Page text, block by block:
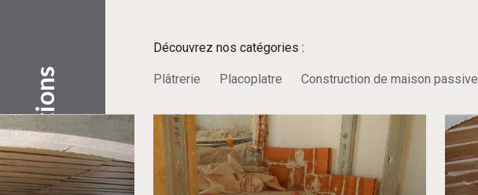
Découvrez nos catégories :
Plâtrerie Placoplatre Construction de maison passive